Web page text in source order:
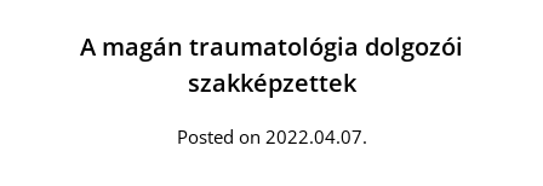
A magán traumatológia dolgozói
szakképzettek
Posted on 2022.04.07.